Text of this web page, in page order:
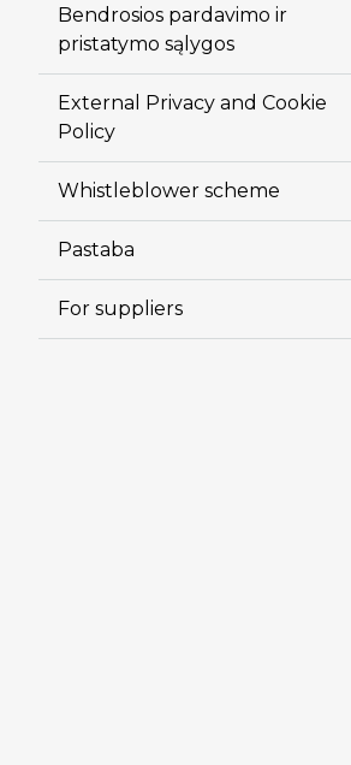
Bendrosios pardavimo ir
pristatymo sąlygos
External Privacy and Cookie
Policy
Whistleblower scheme
Pastaba
For suppliers